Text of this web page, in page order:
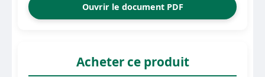
Ouvrir le document PDF
Acheter ce produit